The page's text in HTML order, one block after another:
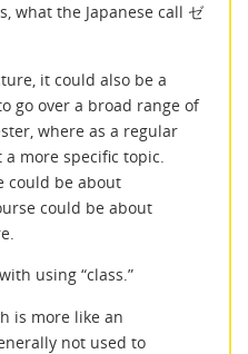
what the Japanese call ゼ
it could also be a
go over a broad range of
where as a regular
more specific topic.
could be about
could be about
using “class.”
is more like an
not used to